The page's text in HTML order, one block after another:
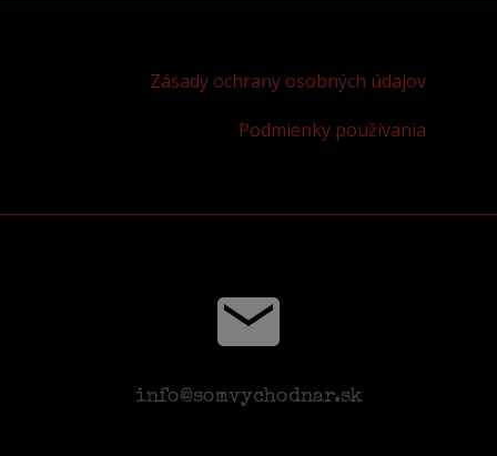
Zásady ochrany osobných údajov
Podmienky používania
info@somvychodnar.sk